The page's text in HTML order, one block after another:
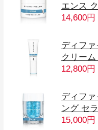
エンス
14,600円
ディフ
クリー
12,800円
ディフ
ング セ
15,000円
ブライト
ディファ
ブライト
ディファ
エンハン